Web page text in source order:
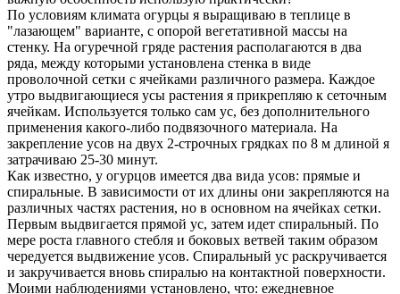
По условиям климата огурцы я выращиваю в теплице в
"лазающем" варианте, с опорой вегетативной массы на
стенку. На огуречной гряде растения располагаются в два
ряда, между которыми установлена стенка в виде
проволочной сетки с ячейками различного размера. Каждое
утро выдвигающиеся усы растения я прикрепляю к сеточным
ячейкам. Используется только сам ус, без дополнительного
применения какого-либо подвязочного материала. На
закрепление усов на двух 2-строчных грядках по 8 м длиной я
затрачиваю 25-30 минут.
Как известно, у огурцов имеется два вида усов: прямые и
спиральные. В зависимости от их длины они закрепляются на
различных частях растения, но в основном на ячейках сетки.
Первым выдвигается прямой ус, затем идет спиральный. По
мере роста главного стебля и боковых ветвей таким образом
чередуется выдвижение усов. Спиральный ус раскручивается
и закручивается вновь спиралью на контактной поверхности.
Моими наблюдениями установлено, что: ежедневное